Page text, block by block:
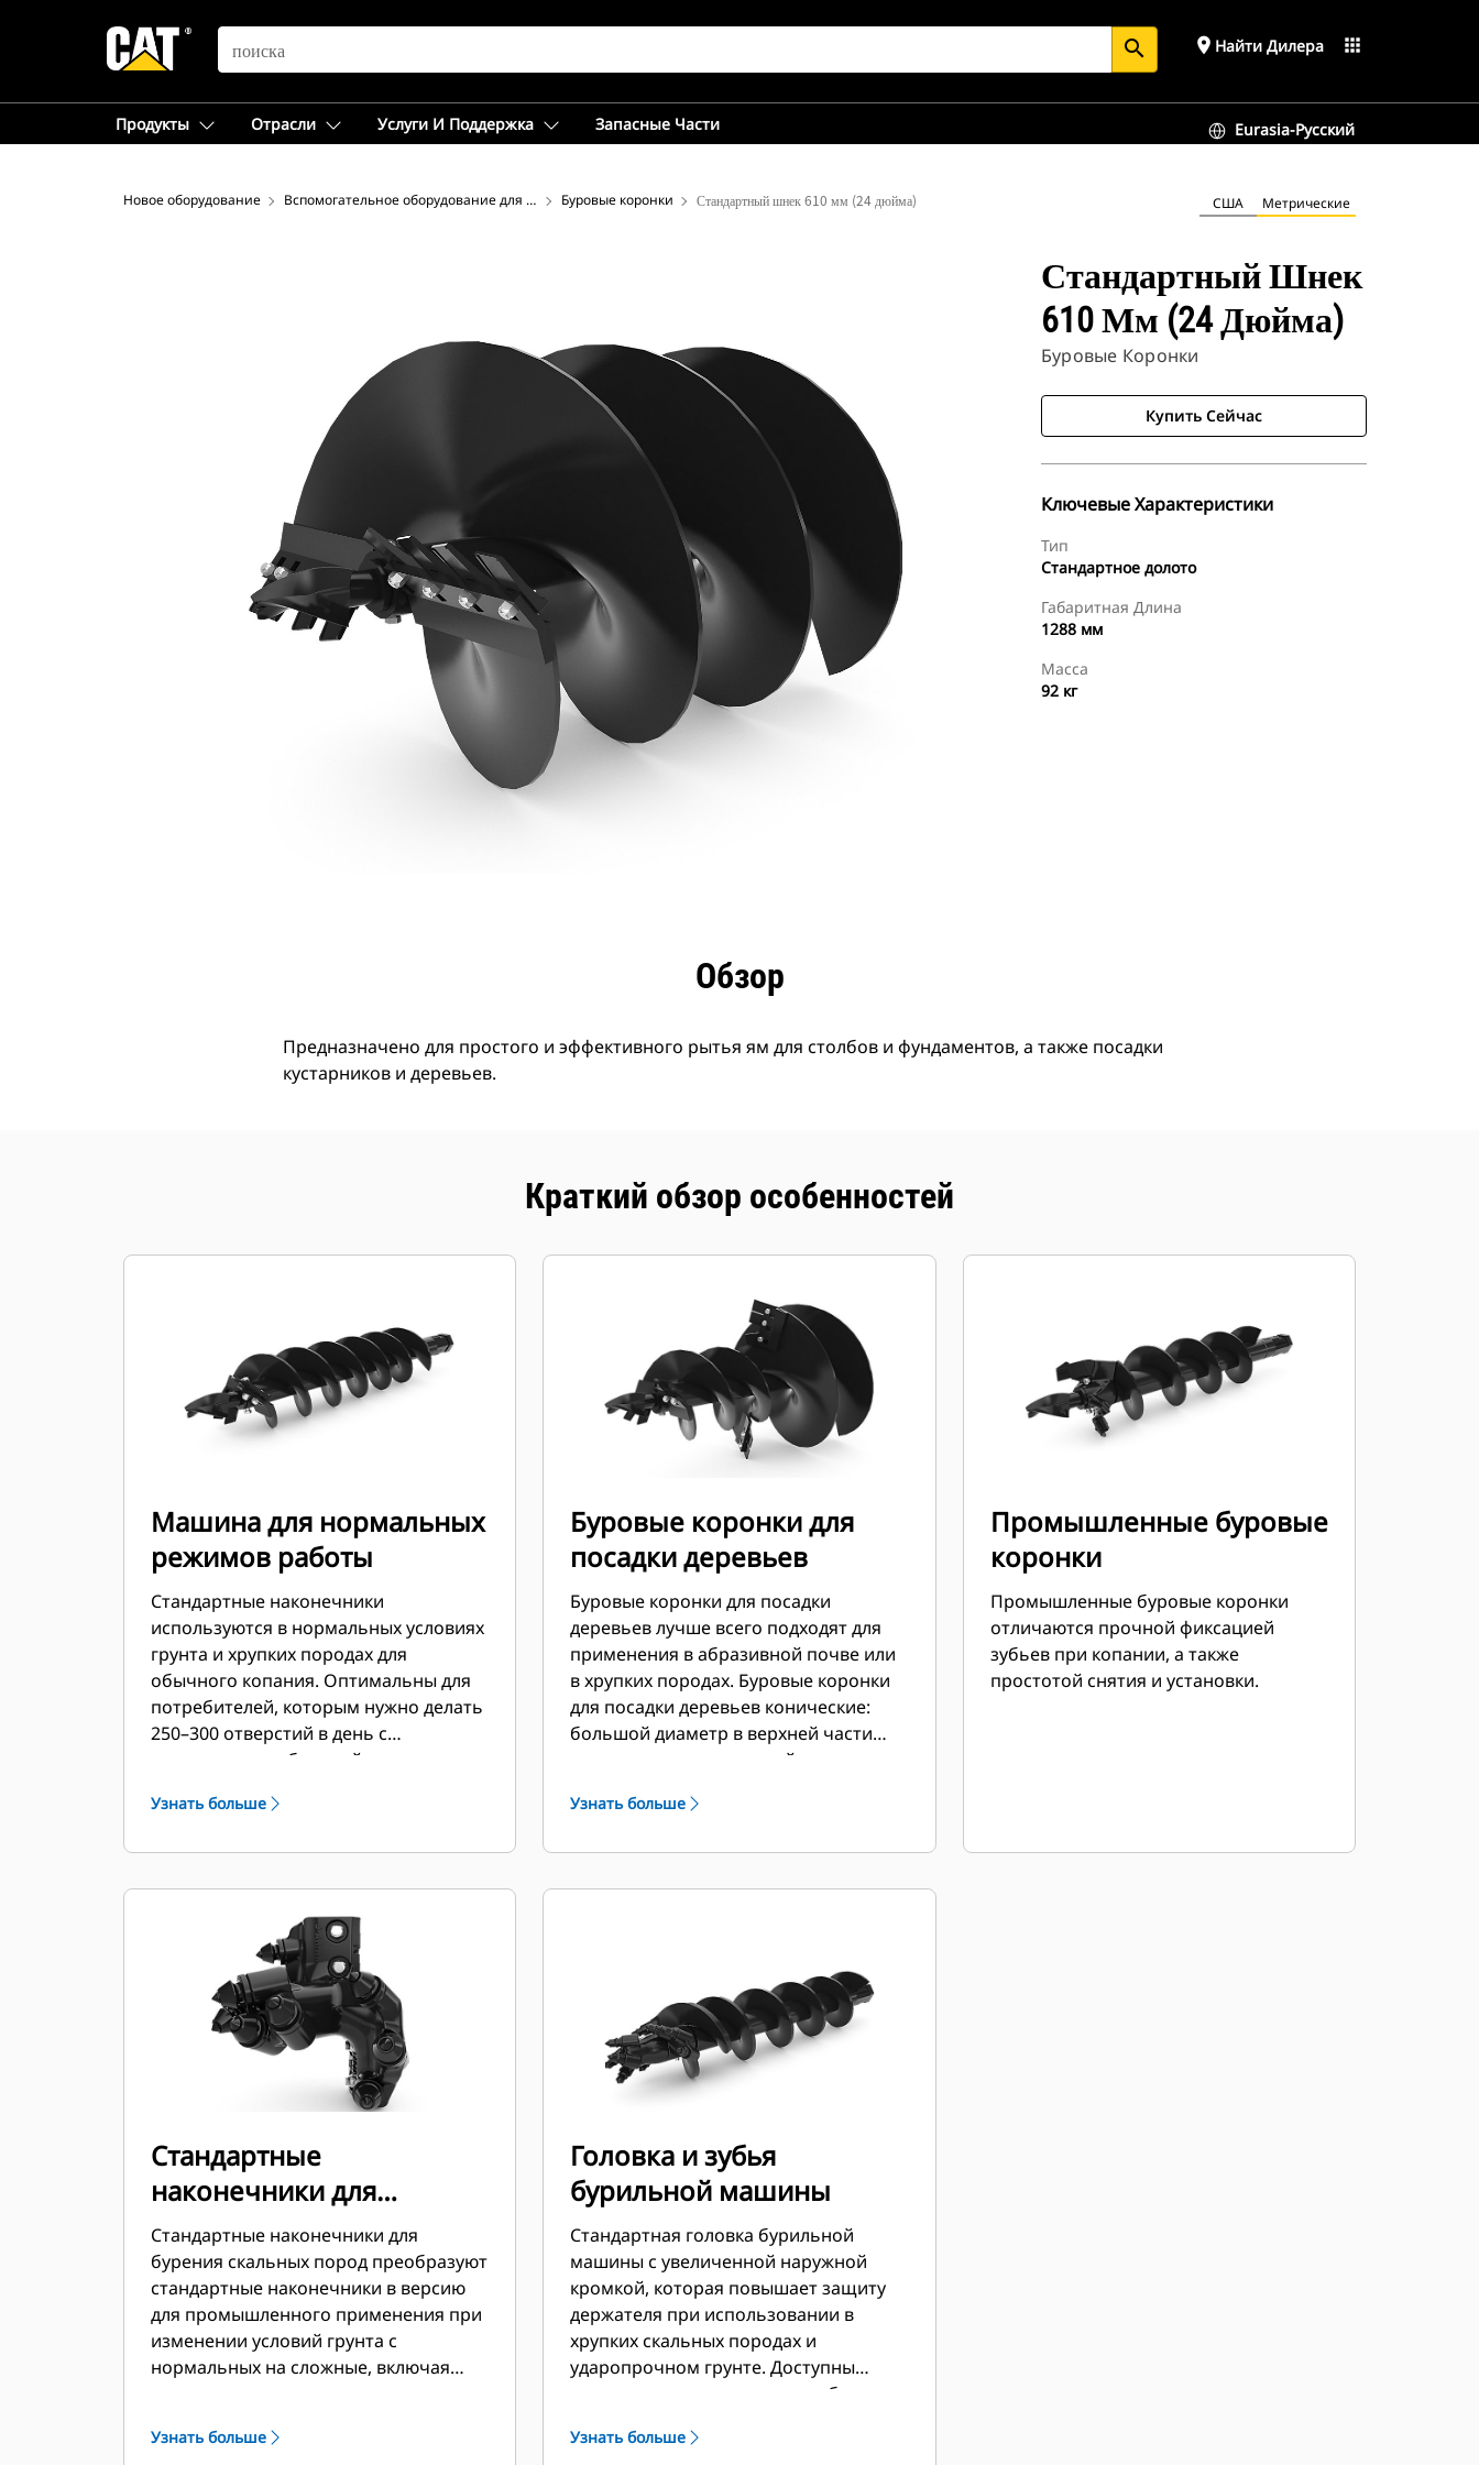
SEARCH search place Найти Дилера apps
Продукты Отрасли Услуги И Поддержка Запасные Части Eurasia-Русский
Новое оборудование Вспомогательное оборудование для шнековых буров Буровые коронки Стандартный шнек 610 мм (24 дюйма) США Метрические
Стандартный Шнек
610 Мм (24 Дюйма)
Буровые Коронки
Купить Сейчас
Ключевые Характеристики
Тип
Стандартное долото
Габаритная Длина
1288 мм
Масса
92 кг
Обзор
Предназначено для простого и эффективного рытья ям для столбов и фундаментов, а также посадки
кустарников и деревьев.
Краткий обзор особенностей
Машина для нормальных
режимов работы
Стандартные наконечники
используются в нормальных условиях
грунта и хрупких породах для
обычного копания. Оптимальны для
потребителей, которым нужно делать
250–300 отверстий в день с
возможностью быстрой замены
Узнать больше
Буровые коронки для
посадки деревьев
Буровые коронки для посадки
деревьев лучше всего подходят для
применения в абразивной почве или
в хрупких породах. Буровые коронки
для посадки деревьев конические:
большой диаметр в верхней части
предназначен для корней деревьев, а
удобрений.
Узнать больше
Промышленные буровые
коронки
Промышленные буровые коронки
отличаются прочной фиксацией
зубьев при копании, а также
простотой снятия и установки.
Стандартные
наконечники для
бурения скальных пород
(болтовое крепление)
Стандартные наконечники для
бурения скальных пород преобразуют
стандартные наконечники в версию
для промышленного применения при
изменении условий грунта с
нормальных на сложные, включая
снимаются при возврате к
Узнать больше
Головка и зубья
бурильной машины
Стандартная головка бурильной
машины с увеличенной наружной
кромкой, которая повышает защиту
держателя при использовании в
хрупких скальных породах и
ударопрочном грунте. Доступны
различные секции шнековых буров
Калибрующие зубья для наружных
Узнать больше